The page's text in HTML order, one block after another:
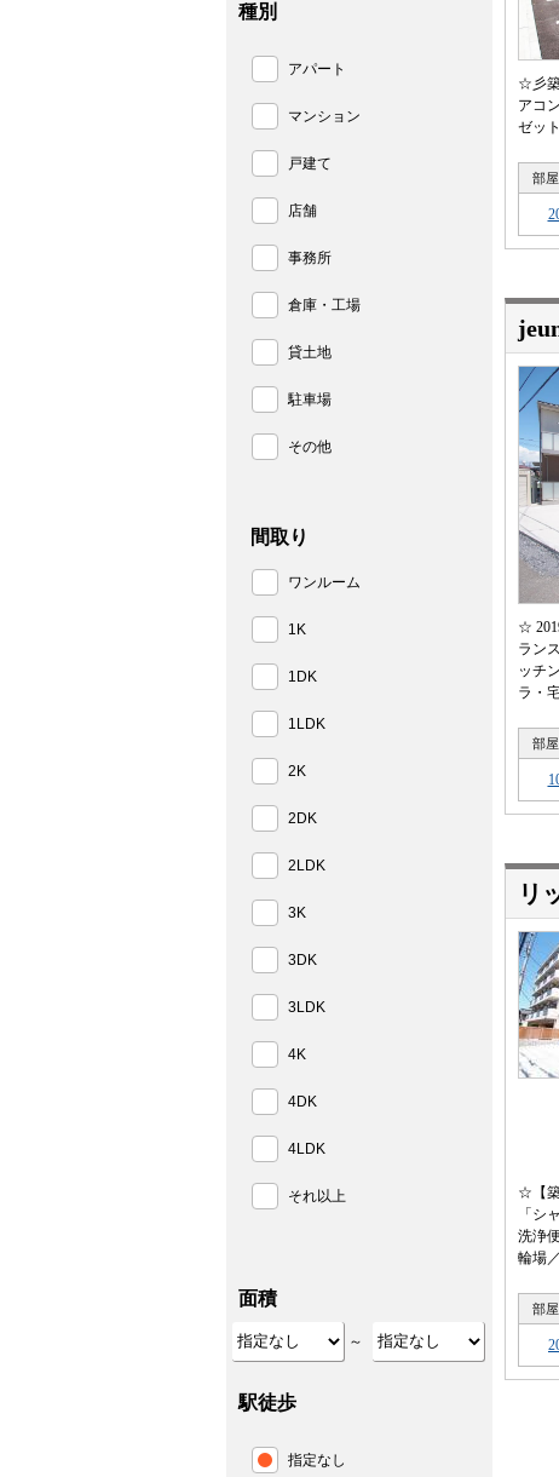
☆彡
アコ
ゼッ
部
☆
ラン
ッチ
ラ・
部
リ
☆【
「シ
洗浄
輪場
部
種別
アパート
マンション
戸建て
店舗
事務所
倉庫・工場
貸土地
駐車場
その他
間取り
ワンルーム
1K
1DK
1LDK
2K
2DK
2LDK
3K
3DK
3LDK
4K
4DK
4LDK
それ以上
面積
～
駅徒歩
指定なし